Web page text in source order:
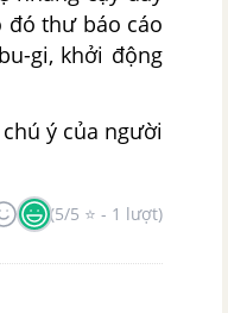
đó thư báo cáo
gi, khởi động
ý của người
(5/5 ⭐ - 1 lượt)